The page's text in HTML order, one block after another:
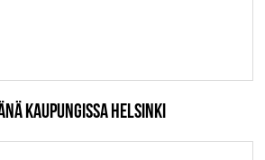
KAUPUNGISSA HELSINKI